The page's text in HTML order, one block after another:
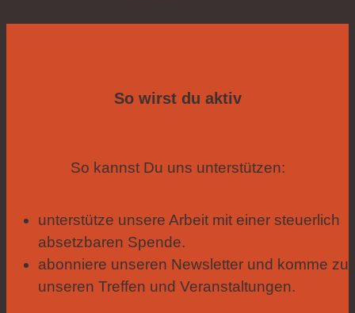
So wirst du aktiv
So kannst Du uns unterstützen:
unterstütze unsere Arbeit mit einer steuerlich
absetzbaren Spende.
abonniere unseren Newsletter und komme zu
unseren Treffen und Veranstaltungen.